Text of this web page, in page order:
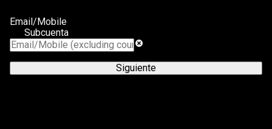
Email/Mobile
Subcuenta
Siguiente